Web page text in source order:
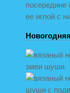
посередине
ее иглой с